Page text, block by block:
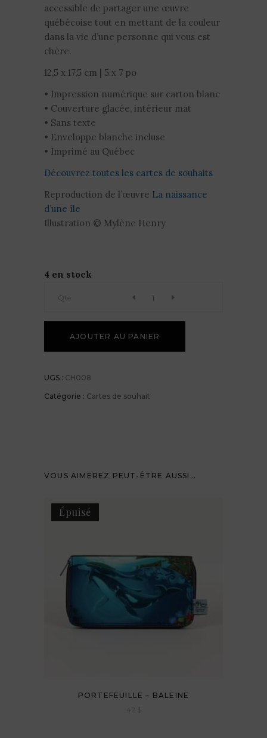
accessible de partager une œuvre
québécoise tout en mettant de la couleur
dans la vie d’une personne qui vous est
chère.
12,5 x 17,5 cm | 5 x 7 po
• Impression numérique sur carton blanc
• Couverture glacée, intérieur mat
• Sans texte
• Enveloppe blanche incluse
• Imprimé au Québec
Découvrez toutes les cartes de souhaits
Reproduction de l’œuvre La naissance
d’une île
Illustration © Mylène Henry
4 en stock
Qte
AJOUTER AU PANIER
UGS : CH008
Catégorie : Cartes de souhait
VOUS AIMEREZ PEUT-ÊTRE AUSSI…
Épuisé
PORTEFEUILLE – BALEINE
42